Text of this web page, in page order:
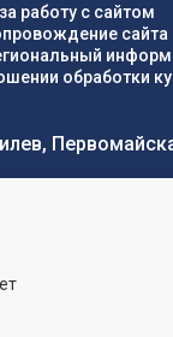
работу с сайтом
сайта
обработки
сб-вс: